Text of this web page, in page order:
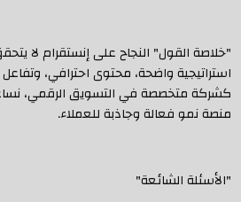
"خلاصة القول" النجاح على إنستقرام لا
استراتيجية واضحة، محتوى احترافي،
كشركة متخصصة في التسويق الرقمي،
منصة نمو فعالة وجاذبة للعملاء.
"الأسئلة الشائعة"